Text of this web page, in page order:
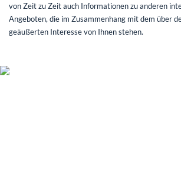
von Zeit zu Zeit auch Informationen zu anderen
Angeboten, die im Zusammenhang mit dem über
geäußerten Interesse von Ihnen stehen.